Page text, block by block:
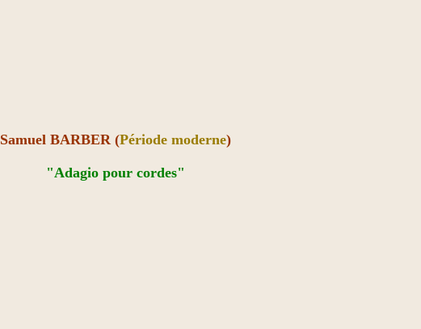
Samuel BARBER (Période moderne)
"Adagio pour cordes"